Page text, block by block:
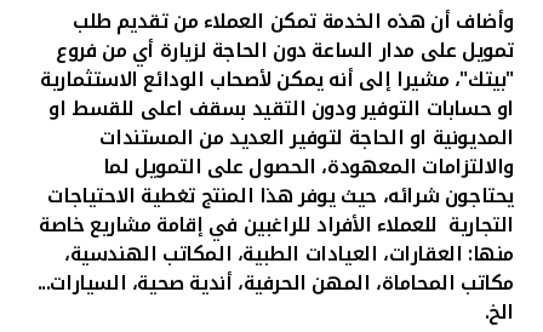
ألمانيا
ماليزيا
تركيا
مصر
وأضاف أن هذه الخدمة تمكن العملاء من تقديم طلب
تمويل على مدار الساعة دون الحاجة لزيارة أي من فروع
"بيتك"، مشيرا إلى أنه يمكن لأصحاب الودائع الاستثمارية
او حسابات التوفير ودون التقيد بسقف اعلى للقسط او
المديونية او الحاجة لتوفير العديد من المستندات
والالتزامات المعهودة، الحصول على التمويل لما
يحتاجون شرائه، حيث يوفر هذا المنتج تغطية الاحتياجات
التجارية للعملاء الأفراد للراغبين في إقامة مشاريع خاصة
منها: العقارات، العيادات الطبية، المكاتب الهندسية،
مكاتب المحاماة، المهن الحرفية، أندية صحية، السيارات...
الخ.